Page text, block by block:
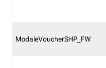
ModaleVoucherSHP_FW